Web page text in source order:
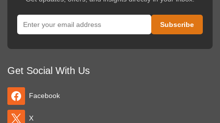
Get Social With Us
Facebook
X